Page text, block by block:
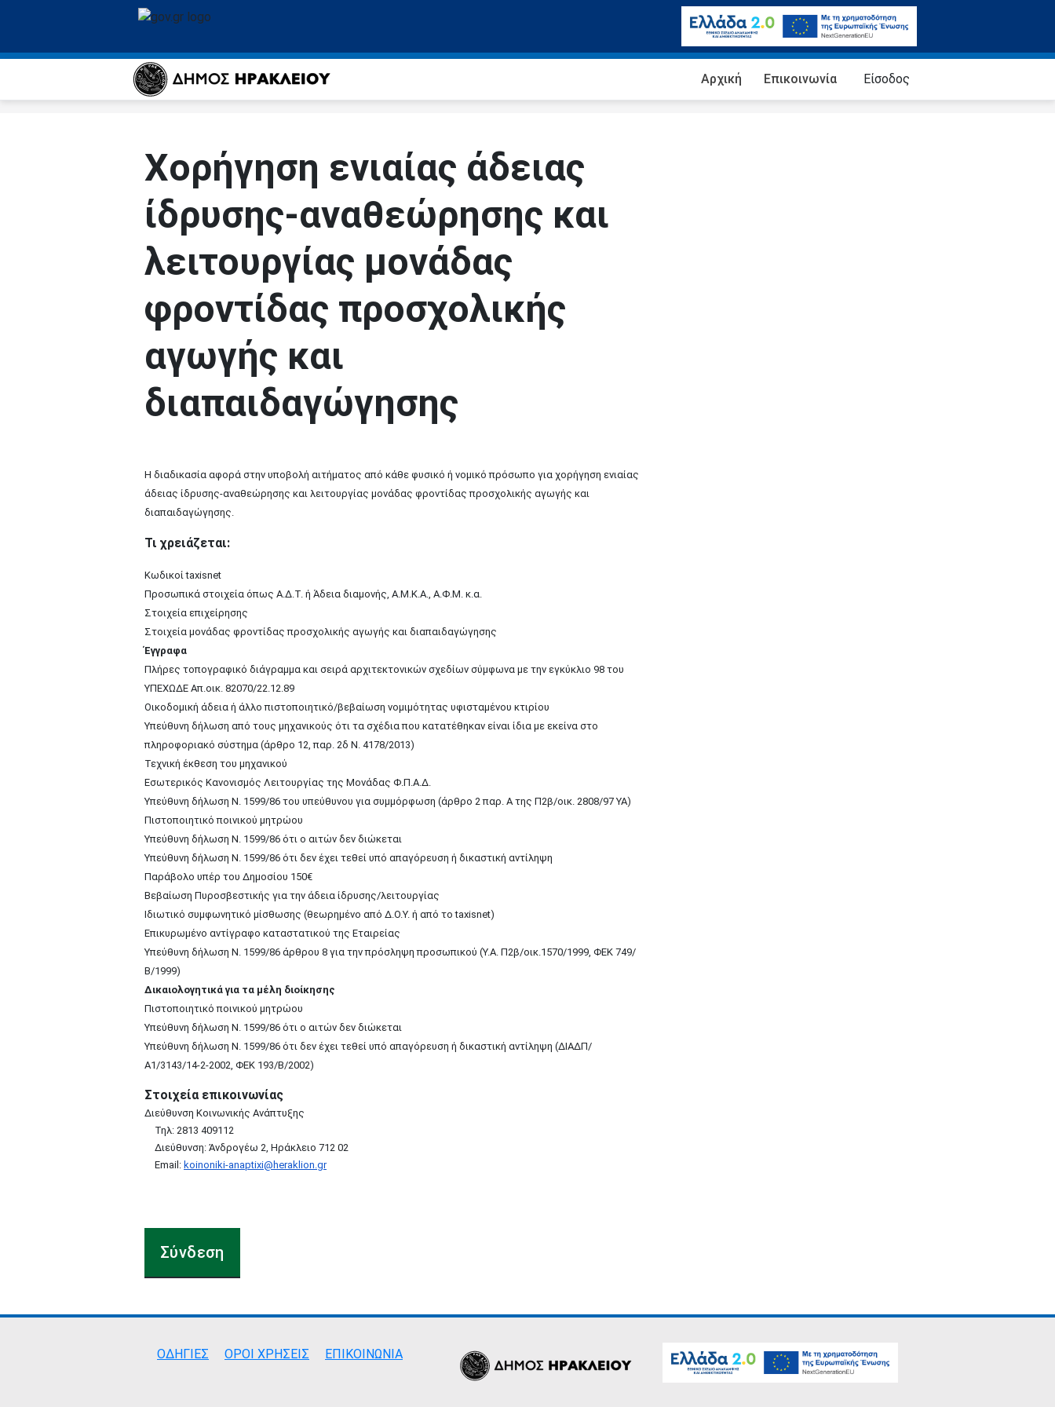
Αρχική Επικοινωνία Eίσοδος
Χορήγηση ενιαίας άδειας
ίδρυσης-αναθεώρησης και
λειτουργίας μονάδας
φροντίδας προσχολικής
αγωγής και
διαπαιδαγώγησης
Η διαδικασία αφορά στην υποβολή αιτήματος από κάθε φυσικό ή νομικό πρόσωπο για χορήγηση ενιαίας
άδειας ίδρυσης-αναθεώρησης και λειτουργίας μονάδας φροντίδας προσχολικής αγωγής και
διαπαιδαγώγησης.
Τι χρειάζεται:
Κωδικοί taxisnet
Προσωπικά στοιχεία όπως Α.Δ.Τ. ή Άδεια διαμονής, Α.Μ.Κ.Α., Α.Φ.Μ. κ.α.
Στοιχεία επιχείρησης
Στοιχεία μονάδας φροντίδας προσχολικής αγωγής και διαπαιδαγώγησης
Έγγραφα
Πλήρες τοπογραφικό διάγραμμα και σειρά αρχιτεκτονικών σχεδίων σύμφωνα με την εγκύκλιο 98 του
ΥΠΕΧΩΔΕ Απ.οικ. 82070/22.12.89
Οικοδομική άδεια ή άλλο πιστοποιητικό/βεβαίωση νομιμότητας υφισταμένου κτιρίου
Υπεύθυνη δήλωση από τους μηχανικούς ότι τα σχέδια που κατατέθηκαν είναι ίδια με εκείνα στο
πληροφοριακό σύστημα (άρθρο 12, παρ. 2δ Ν. 4178/2013)
Τεχνική έκθεση του μηχανικού
Εσωτερικός Κανονισμός Λειτουργίας της Μονάδας Φ.Π.Α.Δ.
Υπεύθυνη δήλωση Ν. 1599/86 του υπεύθυνου για συμμόρφωση (άρθρο 2 παρ. Α της Π2β/οικ. 2808/97 ΥΑ)
Πιστοποιητικό ποινικού μητρώου
Υπεύθυνη δήλωση Ν. 1599/86 ότι ο αιτών δεν διώκεται
Υπεύθυνη δήλωση Ν. 1599/86 ότι δεν έχει τεθεί υπό απαγόρευση ή δικαστική αντίληψη
Παράβολο υπέρ του Δημοσίου 150€
Βεβαίωση Πυροσβεστικής για την άδεια ίδρυσης/λειτουργίας
Ιδιωτικό συμφωνητικό μίσθωσης (θεωρημένο από Δ.Ο.Υ. ή από το taxisnet)
Επικυρωμένο αντίγραφο καταστατικού της Εταιρείας
Υπεύθυνη δήλωση Ν. 1599/86 άρθρου 8 για την πρόσληψη προσωπικού (Υ.Α. Π2β/οικ.1570/1999, ΦΕΚ 749/
Β/1999)
Δικαιολογητικά για τα μέλη διοίκησης
Πιστοποιητικό ποινικού μητρώου
Υπεύθυνη δήλωση Ν. 1599/86 ότι ο αιτών δεν διώκεται
Υπεύθυνη δήλωση Ν. 1599/86 ότι δεν έχει τεθεί υπό απαγόρευση ή δικαστική αντίληψη (ΔΙΑΔΠ/
Α1/3143/14-2-2002, ΦΕΚ 193/Β/2002)
Στοιχεία επικοινωνίας
Διεύθυνση Κοινωνικής Ανάπτυξης
Τηλ: 2813 409112
Διεύθυνση: Ἀνδρογέω 2, Ηράκλειο 712 02
Email: koinoniki-anaptixi@heraklion.gr
Σύνδεση
Σύνδεσμοι
ΟΔΗΓΙΕΣ ΟΡΟΙ ΧΡΗΣΕΙΣ ΕΠΙΚΟΙΝΩΝΙΑ